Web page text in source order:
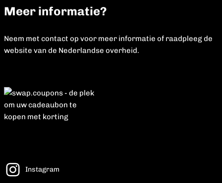
Meer informatie?
Neem met contact op voor meer informatie of raadpleeg de
website van de Nederlandse overheid.
Instagram